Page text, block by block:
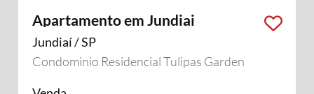
Apartamento em Jundiai
Jundiaí / SP
Condominio Residencial Tulipas Garden